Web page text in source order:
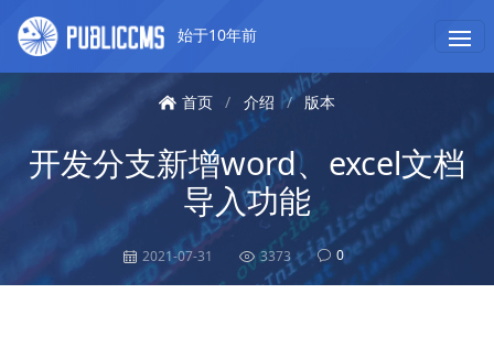
始于10年前
首页 / 介绍 / 版本
开发分支新增word、excel文档
导入功能
2021-07-31 3373 0